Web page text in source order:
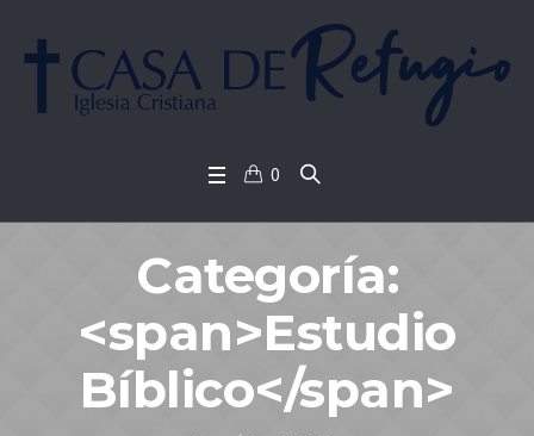
0
Categoría:
<span>Estudio
Bíblico</span>